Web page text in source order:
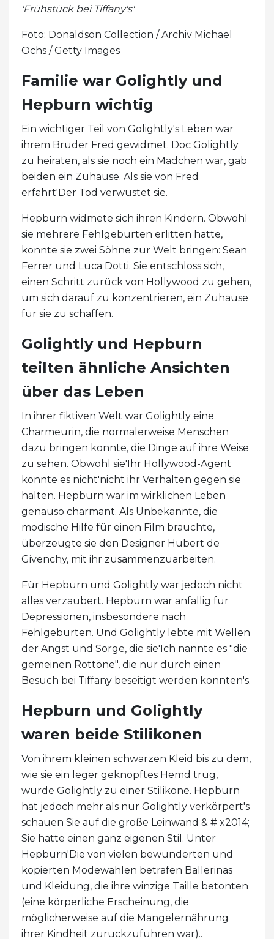
'Frühstück bei Tiffany's'
Foto: Donaldson Collection / Archiv Michael
Ochs / Getty Images
Familie war Golightly und
Hepburn wichtig
Ein wichtiger Teil von Golightly's Leben war
ihrem Bruder Fred gewidmet. Doc Golightly
zu heiraten, als sie noch ein Mädchen war, gab
beiden ein Zuhause. Als sie von Fred
erfährt'Der Tod verwüstet sie.
Hepburn widmete sich ihren Kindern. Obwohl
sie mehrere Fehlgeburten erlitten hatte,
konnte sie zwei Söhne zur Welt bringen: Sean
Ferrer und Luca Dotti. Sie entschloss sich,
einen Schritt zurück von Hollywood zu gehen,
um sich darauf zu konzentrieren, ein Zuhause
für sie zu schaffen.
Golightly und Hepburn
teilten ähnliche Ansichten
über das Leben
In ihrer fiktiven Welt war Golightly eine
Charmeurin, die normalerweise Menschen
dazu bringen konnte, die Dinge auf ihre Weise
zu sehen. Obwohl sie'Ihr Hollywood-Agent
konnte es nicht'nicht ihr Verhalten gegen sie
halten. Hepburn war im wirklichen Leben
genauso charmant. Als Unbekannte, die
modische Hilfe für einen Film brauchte,
überzeugte sie den Designer Hubert de
Givenchy, mit ihr zusammenzuarbeiten.
Für Hepburn und Golightly war jedoch nicht
alles verzaubert. Hepburn war anfällig für
Depressionen, insbesondere nach
Fehlgeburten. Und Golightly lebte mit Wellen
der Angst und Sorge, die sie'Ich nannte es "die
gemeinen Rottöne", die nur durch einen
Besuch bei Tiffany beseitigt werden konnten's.
Hepburn und Golightly
waren beide Stilikonen
Von ihrem kleinen schwarzen Kleid bis zu dem,
wie sie ein leger geknöpftes Hemd trug,
wurde Golightly zu einer Stilikone. Hepburn
hat jedoch mehr als nur Golightly verkörpert's
schauen Sie auf die große Leinwand & # x2014;
Sie hatte einen ganz eigenen Stil. Unter
Hepburn'Die von vielen bewunderten und
kopierten Modewahlen betrafen Ballerinas
und Kleidung, die ihre winzige Taille betonten
(eine körperliche Erscheinung, die
möglicherweise auf die Mangelernährung
ihrer Kindheit zurückzuführen war)..